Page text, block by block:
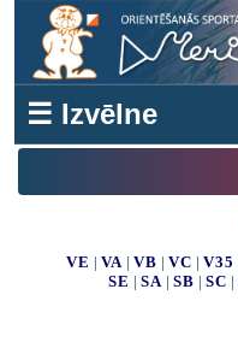
☰ Izvēlne
VE | VA | VB | VC | V35
SE | SA| SB | SC |